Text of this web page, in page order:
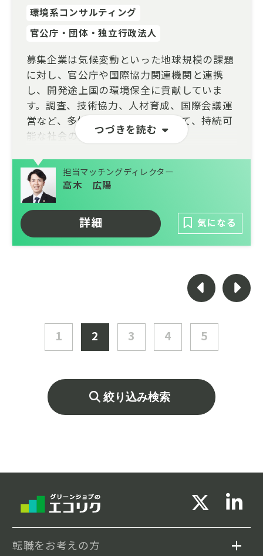
つづきを読む
環境系コンサルティング
官公庁・団体・独立行政法人
募集企業は気候変動といった地球規模の課題
に対し、官公庁や国際協力関連機関と連携
し、開発途上国の環境保全に貢献していま
す。調査、技術協力、人材育成、国際会議運
営など、多岐にわたる事業を通じて、持続可
能な社会の実現を目指しています。
【お任せしたいこと】
あなたのビジネス経験と情熱を活かし、官民
連携の架け橋として、開発途上国の環境課題
解決に貢献しませんか？
日本が誇る優れた環境技術や知識を国際社会
に広め、公的機関や研究機関との連携を深め
創出や環境コンサルティングを担ってくれる
ローバルな視点で環境問題に貢献できるこの
仕事は、「より良い社会を創りたい」という
職場です。
開発途上国の環境改善と日本の環境ビジネス
の海外展開に、共に情熱を注いでいただける
担当マッチングディレクター
高木 広陽
詳細 気になる
1 2 3 4 5
絞り込み検索
転職をお考えの方